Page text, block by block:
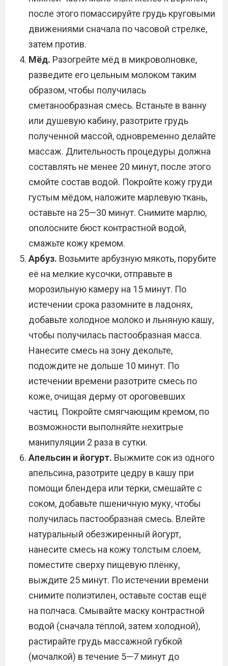
после этого помассируйте грудь круговыми
движениями сначала по часовой стрелке,
затем против.
Мёд. Разогрейте мёд в микроволновке,
разведите его цельным молоком таким
образом, чтобы получилась
сметанообразная смесь. Встаньте в ванну
или душевую кабину, разотрите грудь
полученной массой, одновременно делайте
массаж. Длительность процедуры должна
составлять не менее 20 минут, после этого
смойте состав водой. Покройте кожу груди
густым мёдом, наложите марлевую ткань,
оставьте на 25—30 минут. Снимите марлю,
ополосните бюст контрастной водой,
смажьте кожу кремом.
Арбуз. Возьмите арбузную мякоть, порубите
её на мелкие кусочки, отправьте в
морозильную камеру на 15 минут. По
истечении срока разомните в ладонях,
добавьте холодное молоко и льняную кашу,
чтобы получилась пастообразная масса.
Нанесите смесь на зону декольте,
подождите не дольше 10 минут. По
истечении времени разотрите смесь по
коже, очищая дерму от ороговевших
частиц. Покройте смягчающим кремом, по
возможности выполняйте нехитрые
манипуляции 2 раза в сутки.
Апельсин и йогурт. Выжмите сок из одного
апельсина, разотрите цедру в кашу при
помощи блендера или тёрки, смешайте с
соком, добавьте пшеничную муку, чтобы
получилась пастообразная смесь. Влейте
натуральный обезжиренный йогурт,
нанесите смесь на кожу толстым слоем,
поместите сверху пищевую плёнку,
выждите 25 минут. По истечении времени
снимите полиэтилен, оставьте состав ещё
на полчаса. Смывайте маску контрастной
водой (сначала тёплой, затем холодной),
растирайте грудь массажной губкой
(мочалкой) в течение 5—7 минут до